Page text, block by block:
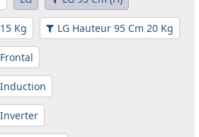
Kg LG Hauteur 95 Cm 20 Kg